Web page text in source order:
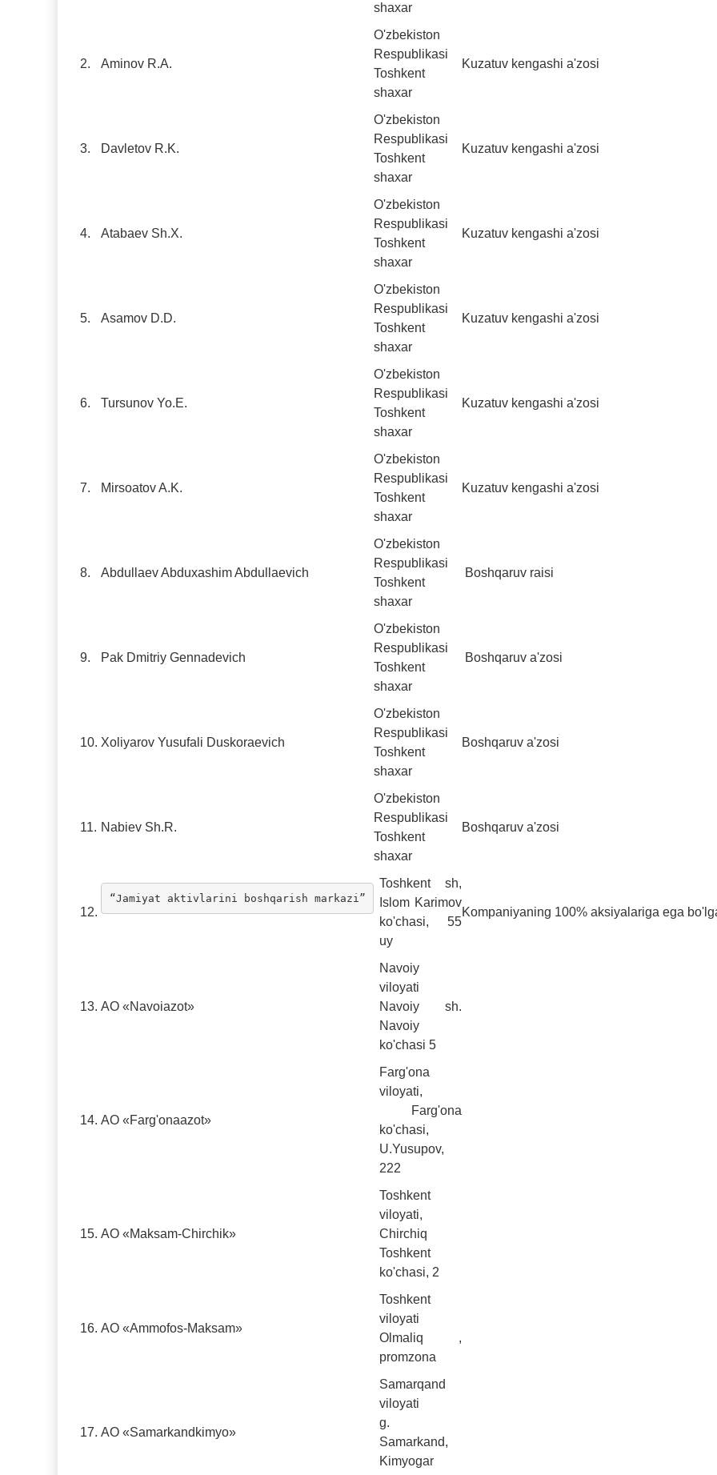
shaxar
2. Aminov R.A.
O'zbekiston
Respublikasi
Toshkent
shaxar
Kuzatuv kengashi a'zosi
3. Davletov R.K.
O'zbekiston
Respublikasi
Toshkent
shaxar
Kuzatuv kengashi a'zosi
4. Atabaev Sh.X.
O'zbekiston
Respublikasi
Toshkent
shaxar
Kuzatuv kengashi a'zosi
5. Asamov D.D.
O'zbekiston
Respublikasi
Toshkent
shaxar
Kuzatuv kengashi a'zosi
6. Tursunov Yo.E.
O'zbekiston
Respublikasi
Toshkent
shaxar
Kuzatuv kengashi a'zosi
7. Mirsoatov A.K.
O'zbekiston
Respublikasi
Toshkent
shaxar
Kuzatuv kengashi a'zosi
8. Abdullaev Abduxashim Abdullaevich
O'zbekiston
Respublikasi
Toshkent
shaxar
Boshqaruv raisi
9. Pak Dmitriy Gennadevich
O'zbekiston
Respublikasi
Toshkent
shaxar
Boshqaruv a'zosi
10. Xoliyarov Yusufali Duskoraevich
O'zbekiston
Respublikasi
Toshkent
shaxar
Boshqaruv a'zosi
11. Nabiev Sh.R.
O'zbekiston
Respublikasi
Toshkent
shaxar
Boshqaruv a'zosi
12.
“Jamiyat aktivlarini boshqarish markazi”
Toshkent sh,
Islom Karimov
ko'chasi, 55
uy
Kompaniyaning 100% aksiyalariga ega
13. AO «Navoiazot»
Navoiy
viloyati
Navoiy sh.
Navoiy
ko'chasi 5
14. AO «Farg'onaazot»
Farg'ona
viloyati,
Farg'ona
ko'chasi,
U.Yusupov,
222
15. AO «Maksam-Chirchik»
Toshkent
viloyati,
Chirchiq
Toshkent
ko'chasi, 2
16. AO «Ammofos-Maksam»
Toshkent
viloyati
Olmaliq ,
promzona
17. AO «Samarkandkimyo»
Samarqand
viloyati
g.
Samarkand,
Kimyogar